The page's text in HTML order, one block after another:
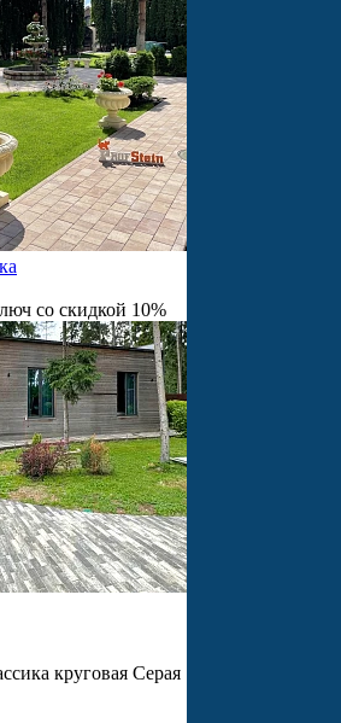
со скидкой 10%
круговая Серая Steingot 60 мм